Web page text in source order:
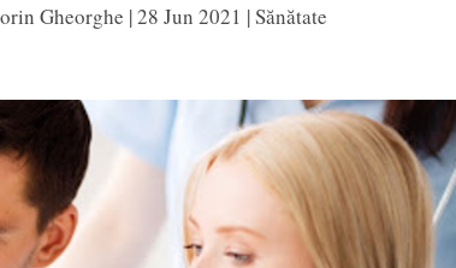
Gheorghe |28 Jun 2021 |Sănătate